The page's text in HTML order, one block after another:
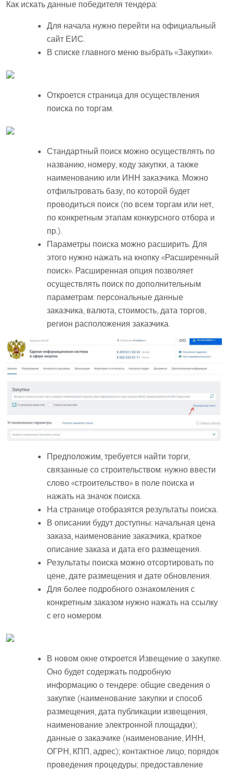
Как искать данные победителя тендера:
Для начала нужно перейти на официальный
сайт ЕИС.
В списке главного меню выбрать «Закупки».
Откроется страница для осуществления
поиска по торгам.
Стандартный поиск можно осуществлять по
названию, номеру, коду закупки, а также
наименованию или ИНН заказчика. Можно
отфильтровать базу, по которой будет
проводиться поиск (по всем торгам или нет,
по конкретным этапам конкурсного отбора и
пр.).
Параметры поиска можно расширить. Для
этого нужно нажать на кнопку «Расширенный
поиск». Расширенная опция позволяет
осуществлять поиск по дополнительным
параметрам: персональные данные
заказчика, валюта, стоимость, дата торгов,
регион расположения заказчика.
Предположим, требуется найти торги,
связанные со строительством: нужно ввести
слово «строительство» в поле поиска и
нажать на значок поиска.
На странице отобразятся результаты поиска.
В описании будут доступны: начальная цена
заказа, наименование заказчика, краткое
описание заказа и дата его размещения.
Результаты поиска можно отсортировать по
цене, дате размещения и дате обновления.
Для более подробного ознакомления с
конкретным заказом нужно нажать на ссылку
с его номером.
В новом окне откроется Извещение о закупке.
Оно будет содержать подробную
информацию о тендере: общие сведения о
закупке (наименование закупки и способ
размещения, дата публикации извещения,
наименование электронной площадки);
данные о заказчике (наименование, ИНН,
ОГРН, КПП, адрес); контактное лицо; порядок
проведения процедуры; предоставление